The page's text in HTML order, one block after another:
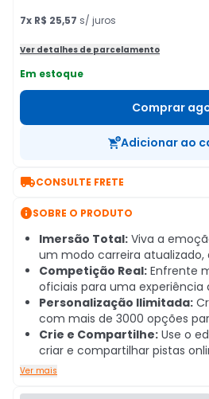
7x R$ 25,57 s/ juros
Ver detalhes de parcelamento
Em estoque
Comprar
Adicionar ao
CONSULTE FRETE
SOBRE O PRODUTO
Imersão Total: Viva a
um modo carreira atualizado,
Competição Real: Enfrente
oficiais para uma experiência
Personalização Ilimitada:
com mais de 3000 opções
Crie e Compartilhe: Use o
criar e compartilhar pistas
Ver mais